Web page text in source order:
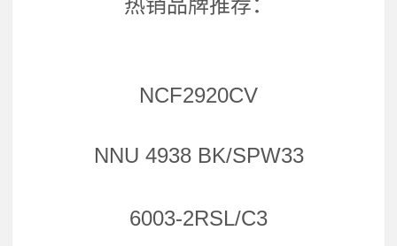
热销品牌推荐：
NCF2920CV
NNU 4938 BK/SPW33
6003-2RSL/C3